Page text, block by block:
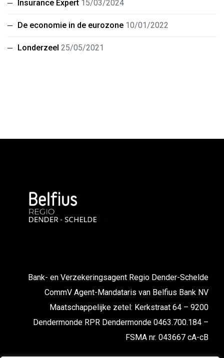
Insurance Expert 15/03/2024
De economie in de eurozone 10/01/2022
Londerzeel 25/05/2021
Bank- en Verzekeringsagent Regio Dender-Schelde
CommV Agent-Mandataris van Belfius Bank NV
Maatschappelijke zetel: Kerkstraat 64 – 9200
Dendermonde RPR Dendermonde 0463.700.184 –
FSMA nr. 043667 cA-cB